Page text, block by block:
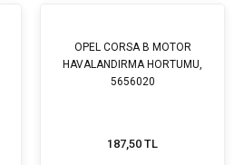
OPEL CORSA B MOTOR
HAVALANDIRMA HORTUMU,
5656020
187,50 TL